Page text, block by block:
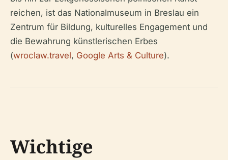
reichen, ist das Nationalmuseum in Breslau ein
Zentrum für Bildung, kulturelles Engagement und
die Bewahrung künstlerischen Erbes
(wroclaw.travel, Google Arts & Culture).
Wichtige